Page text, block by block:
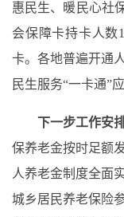
惠民生、暖民心社
会保障卡持卡人数
卡。各地普遍开通
民生服务“一卡通”应
下一步工作安
保养老金按时足额
人养老金制度全面
城乡居民养老保险